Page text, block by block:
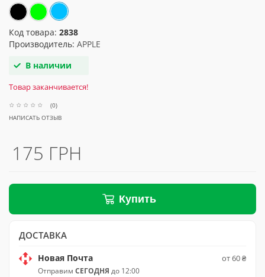
Код товара: 2838
Производитель: APPLE
В наличии
Товар заканчивается!
(0)
НАПИСАТЬ ОТЗЫВ
175 ГРН
Купить
ДОСТАВКА
Новая Почта
Отправим СЕГОДНЯ до 12:00
от 60 ₴